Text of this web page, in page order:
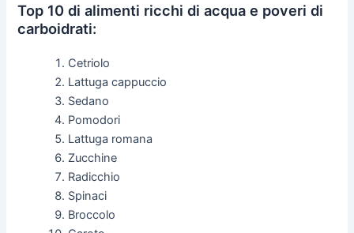
Top 10 di alimenti ricchi di acqua e poveri di
carboidrati:
Cetriolo
Lattuga cappuccio
Sedano
Pomodori
Lattuga romana
Zucchine
Radicchio
Spinaci
Broccolo